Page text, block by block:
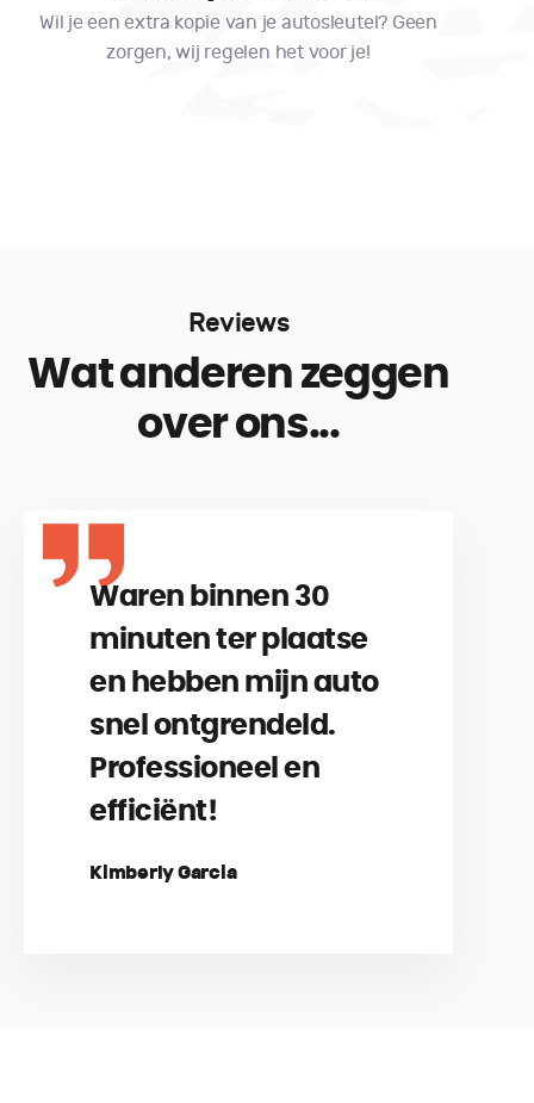
Wil je een extra kopie van je autosleutel? Geen
zorgen, wij regelen het voor je!
Reviews
Wat anderen zeggen
over ons...
Waren binnen 30
minuten ter plaatse
en hebben mijn auto
snel ontgrendeld.
Professioneel en
efficiënt!
Kimberly Garcia